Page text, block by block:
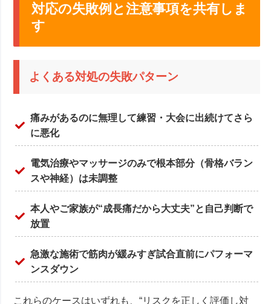
対応の失敗例と注意事項を共有しま
す
よくある対処の失敗パターン
痛みがあるのに無理して練習・大会に出続けてさら
に悪化
電気治療やマッサージのみで根本部分（骨格バラン
スや神経）は未調整
本人やご家族が“成長痛だから大丈夫”と自己判断で
放置
急激な施術で筋肉が緩みすぎ試合直前にパフォーマ
ンスダウン
これらのケースはいずれも、“リスクを正しく評価し対